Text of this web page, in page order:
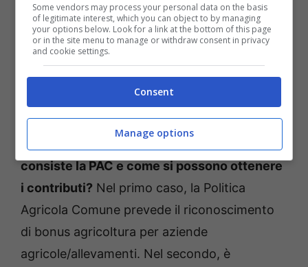
Bonus agricoltura, prorogati i termini per le domande: la
nuova data di scadenza (Foto Ansa) – Temporeale.info
Ma a questo punto la domanda è:
consiste la PAC e come si possono ottenere
i contributi? Nel primo caso, la Politica
Agricola Comune prevede il riconoscimento
di bonus agricoltura per aziende
agricole/allevamenti. Nel secondo, è
Some vendors may process your personal data on the basis
of legitimate interest, which you can object to by managing
your options below. Look for a link at the bottom of this page
or in the site menu to manage or withdraw consent in privacy
and cookie settings.
Consent
Manage options